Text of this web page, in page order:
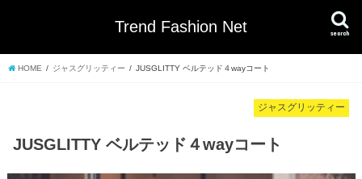
Trend Fashion Net search
HOME ジャスグリッティー JUSGLITTY ベルテッド４wayコート
ジャスグリッティー
JUSGLITTY ベルテッド４wayコート